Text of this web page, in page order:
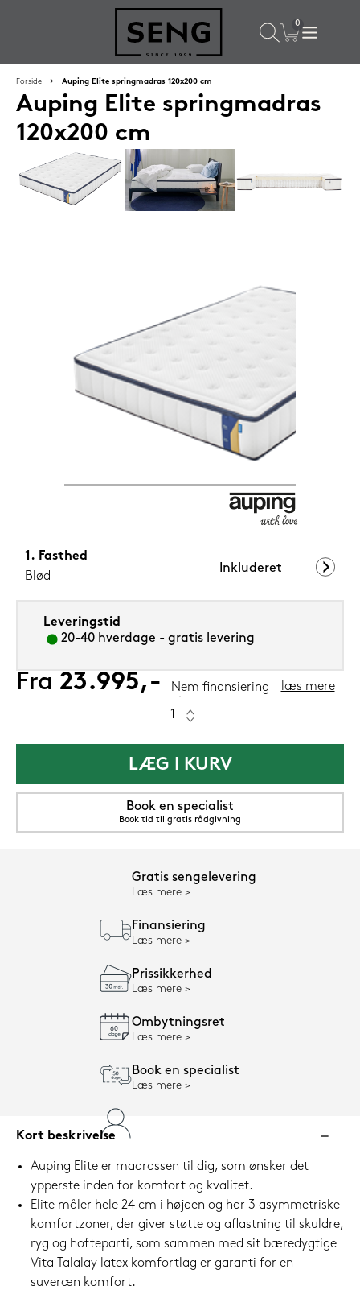
Populære valg til dig
1.199,-
Forside Auping Elite springmadras 120x200 cm
Auping Elite springmadras
120x200 cm
Fasthed
Blød
Inkluderet
Leveringstid
20-40 hverdage - gratis levering
Fra 23.995,- Nem finansiering læs mere
LÆG I KURV
Book en specialist
Book tid til gratis rådgivning
Gratis sengelevering
Læs mere
Finansiering
Læs mere
Prissikkerhed
Læs mere
Ombytningsret
Læs mere
Book en specialist
Læs mere
Kort beskrivelse
Auping Elite er madrassen til dig, som ønsker det
ypperste inden for komfort og kvalitet.
Elite måler hele 24 cm i højden og har 3 asymmetriske
komfortzoner, der giver støtte og aflastning til skuldre,
ryg og hofteparti, som sammen med sit bæredygtige
Vita Talalay latex komfortlag er garanti for en
suveræn komfort.